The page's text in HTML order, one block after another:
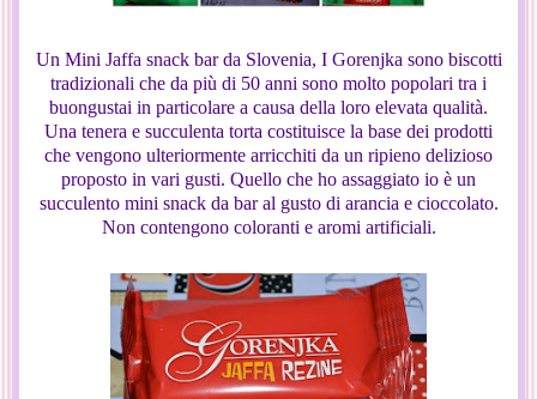
Un Mini Jaffa snack bar da Slovenia, I Gorenjka sono biscotti
tradizionali che da più di 50 anni sono molto popolari tra i
buongustai in particolare a causa della loro elevata qualità.
Una tenera e succulenta torta costituisce la base dei prodotti
che vengono ulteriormente arricchiti da un ripieno delizioso
proposto in vari gusti. Quello che ho assaggiato io è un
succulento mini snack da bar al gusto di arancia e cioccolato.
Non contengono coloranti e aromi artificiali.